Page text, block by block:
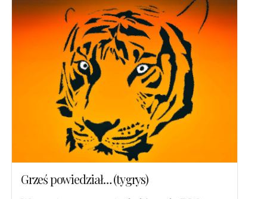
Grześ powiedział… (tygrys)